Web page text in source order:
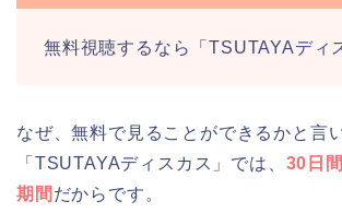
無料視聴するなら「TSUTAYAディ
なぜ、無料で見ることができるかと言
「TSUTAYAディスカス」では、 30日
期間 だからです。